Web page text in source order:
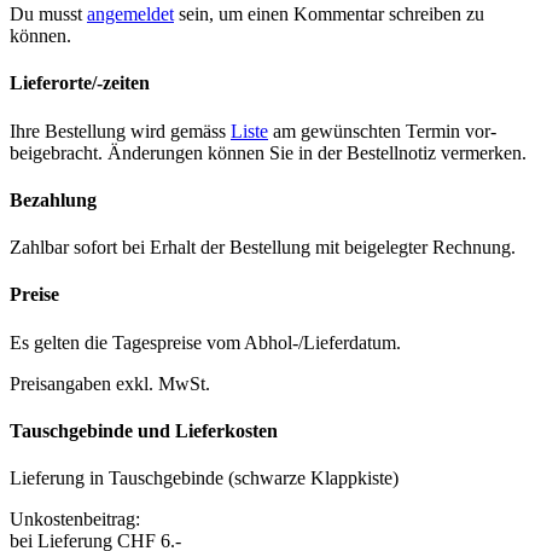
Du musst angemeldet sein, um einen Kommentar schreiben zu
können.
Lieferorte/-zeiten
Ihre Bestel­lung wird gemäss Liste am gewün­scht­en Ter­min vor­
beige­bracht. Änderun­gen kön­nen Sie in der Bestell­no­tiz ver­merken.
Bezahlung
Zahlbar sofort bei Erhalt der Bestel­lung mit beigelegter Rech­nung.
Preise
Es gel­ten die Tage­spreise vom Abhol-/Liefer­da­tum.
Preisangaben exkl. MwSt.
Tauschgebinde und Lieferkosten
Liefer­ung in Tauschge­binde (schwarze Klapp­kiste)
Unkosten­beitrag:
bei Liefer­ung CHF 6.-